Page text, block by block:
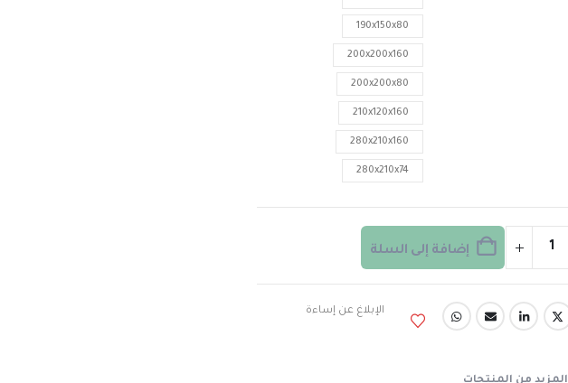
190x150x80
200x200x160
200x200x80
210x120x160
280x210x160
280x210x74
إضافة إلى السلة
الإبلاغ عن إساءة
المزيد من المنتجات